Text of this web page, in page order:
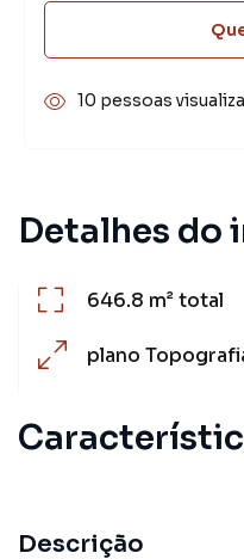
Detalhes do
646.8 m²total
plano
Descrição
10 pessoas